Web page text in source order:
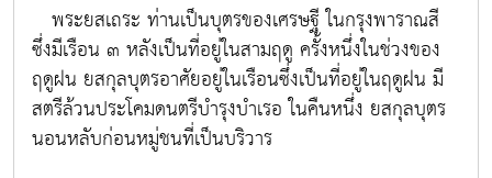
พระยสเถระ ท่านเป็นบุตรของเศรษฐี ในกรุงพาราณสี
ซึ่งมีเรือน ๓ หลังเป็นที่อยู่ในสามฤดู ครั้งหนึ่งในช่วงของ
ฤดูฝน ยสกุลบุตรอาศัยอยู่ในเรือนซึ่งเป็นที่อยู่ในฤดูฝน มี
สตรีล้วนประโคมดนตรีบำรุงบำเรอ ในคืนหนึ่ง ยสกุลบุตร
นอนหลับก่อนหมู่ชนที่เป็นบริวาร